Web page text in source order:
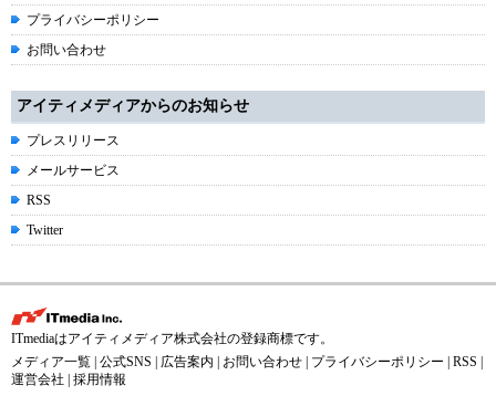
プライバシーポリシー
お問い合わせ
アイティメディアからのお知らせ
プレスリリース
メールサービス
RSS
Twitter
ITmediaはアイティメディア株式会社の登録商標です。
メディア一覧 公式SNS 広告案内 お問い合わせ プライバシーポリシー RSS
運営会社
採用情報